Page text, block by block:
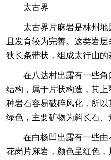
太古界
太古界片麻岩是林州
且发育较为完善。这类岩
狭长条带状，组成太行山的
在八达村出露有一些
结构，属于片状构造，其
种岩石容易破碎风化，所
绿色，主要矿物为斜长石、
在白杨凹出露有一些
花岗片麻岩，颜色呈红色